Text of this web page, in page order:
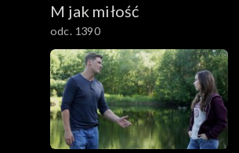
M jak miłość
odc. 1390